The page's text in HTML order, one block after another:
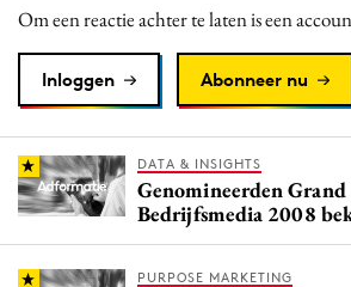
Om een reactie achter te laten is een
Inloggen Abonneer nu
DATA & INSIGHTS
Genomineerden
Bedrijfsmedia 2008
PURPOSE MARKETING